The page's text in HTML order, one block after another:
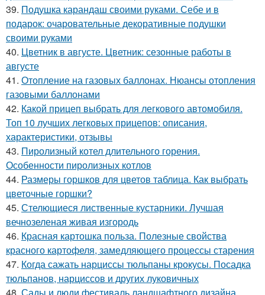
39. Подушка карандаш своими руками. Себе и в
подарок: очаровательные декоративные подушки
своими руками
40. Цветник в августе. Цветник: сезонные работы в
августе
41. Отопление на газовых баллонах. Нюансы отопления
газовыми баллонами
42. Какой прицеп выбрать для легкового автомобиля.
Топ 10 лучших легковых прицепов: описания,
характеристики, отзывы
43. Пиролизный котел длительного горения.
Особенности пиролизных котлов
44. Размеры горшков для цветов таблица. Как выбрать
цветочные горшки?
45. Стелющиеся лиственные кустарники. Лучшая
вечнозеленая живая изгородь
46. Красная картошка польза. Полезные свойства
красного картофеля, замедляющего процессы старения
47. Когда сажать нарциссы тюльпаны крокусы. Посадка
тюльпанов, нарциссов и других луковичных